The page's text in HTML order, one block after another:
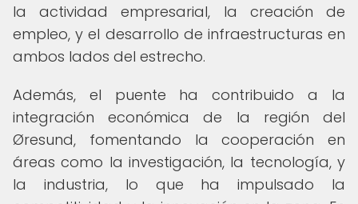
la actividad empresarial, la creación de
empleo, y el desarrollo de infraestructuras en
ambos lados del estrecho.
Además, el puente ha contribuido a la
integración económica de la región del
Øresund, fomentando la cooperación en
áreas como la investigación, la tecnología, y
la industria, lo que ha impulsado la